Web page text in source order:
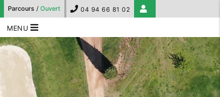
Parcours / Ouvert 04 94 66 81 02
MENU